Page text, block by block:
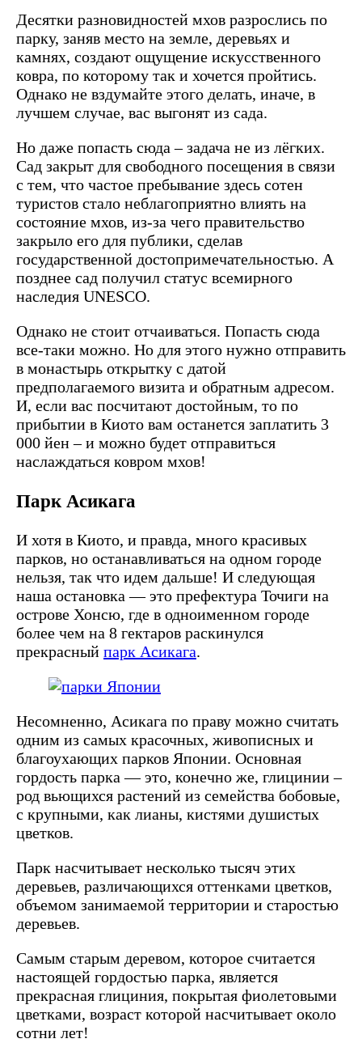
Десятки разновидностей мхов разрослись по
парку, заняв место на земле, деревьях и
камнях, создают ощущение искусственного
ковра, по которому так и хочется пройтись.
Однако не вздумайте этого делать, иначе, в
лучшем случае, вас выгонят из сада.
Но даже попасть сюда – задача не из лёгких.
Сад закрыт для свободного посещения в связи
с тем, что частое пребывание здесь сотен
туристов стало неблагоприятно влиять на
состояние мхов, из-за чего правительство
закрыло его для публики, сделав
государственной достопримечательностью. А
позднее сад получил статус всемирного
наследия UNESCO.
Однако не стоит отчаиваться. Попасть сюда
все-таки можно. Но для этого нужно отправить
в монастырь открытку с датой
предполагаемого визита и обратным адресом.
И, если вас посчитают достойным, то по
прибытии в Киото вам останется заплатить 3
000 йен – и можно будет отправиться
наслаждаться ковром мхов!
Парк Асикага
И хотя в Киото, и правда, много красивых
парков, но останавливаться на одном городе
нельзя, так что идем дальше! И следующая
наша остановка — это префектура Точиги на
острове Хонсю, где в одноименном городе
более чем на 8 гектаров раскинулся
прекрасный парк Асикага.
Несомненно, Асикага по праву можно считать
одним из самых красочных, живописных и
благоухающих парков Японии. Основная
гордость парка — это, конечно же, глицинии –
род вьющихся растений из семейства бобовые,
с крупными, как лианы, кистями душистых
цветков.
Парк насчитывает несколько тысяч этих
деревьев, различающихся оттенками цветков,
объемом занимаемой территории и старостью
деревьев.
Самым старым деревом, которое считается
настоящей гордостью парка, является
прекрасная глициния, покрытая фиолетовыми
цветками, возраст которой насчитывает около
сотни лет!